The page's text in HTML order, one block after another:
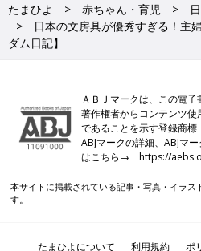
たまひよ 赤ちゃん・育児
日本の文房具が優秀すぎる！主
ダム日記】
ＡＢＪマークは、この電子
著作権者からコンテンツ
であることを示す登録商標
ABJマークの詳細、ABJマ
はこちら→https://
本サイトに掲載されている記事・写真・イラス
す。
たまひよについて 利用規約 ポ